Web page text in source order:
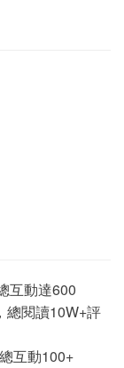
互動達600
總閱讀10W+評
互動100+